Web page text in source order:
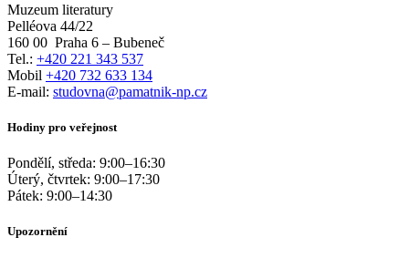
Muzeum literatury
Pelléova 44/22
160 00 Praha 6 – Bubeneč
Tel.: +420 221 343 537
Mobil +420 732 633 134
E-mail: studovna@pamatnik-np.cz
Hodiny pro veřejnost
Pondělí, středa: 9:00–16:30
Úterý, čtvrtek: 9:00–17:30
Pátek: 9:00–14:30
Upozornění